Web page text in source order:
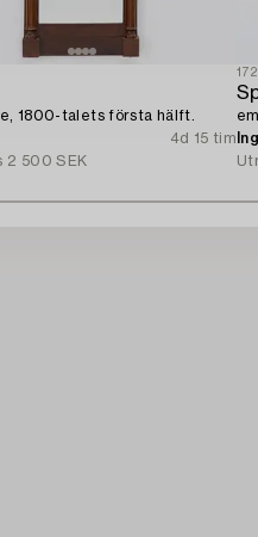
1800-talets första hälft.
4d 15 tim
2 500 SEK